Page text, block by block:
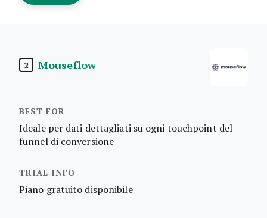
2 Mouseflow
Ideale per dati dettagliati su ogni touchpoint del
funnel di conversione
Piano gratuito disponibile